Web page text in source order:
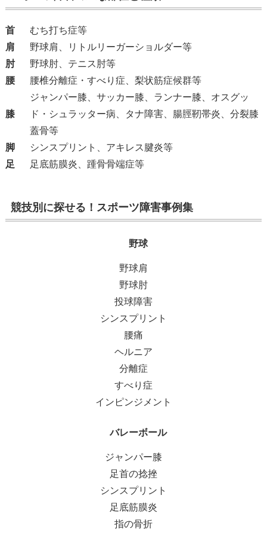
首
むち打ち症等
肩
野球肩、リトルリーガーショルダー等
肘
野球肘、テニス肘等
腰
腰椎分離症・すべり症、梨状筋症候群等
膝
ジャンパー膝、サッカー膝、ランナー膝、オスグッ
ド・シュラッター病、タナ障害、腸脛靭帯炎、分裂膝
蓋骨等
脚
シンスプリント、アキレス腱炎等
足
足底筋膜炎、踵骨骨端症等
競技別に探せる！スポーツ障害事例集
野球
野球肩
野球肘
投球障害
シンスプリント
腰痛
ヘルニア
分離症
すべり症
インピンジメント
バレーボール
ジャンパー膝
足首の捻挫
シンスプリント
足底筋膜炎
指の骨折